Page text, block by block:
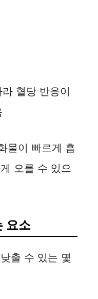
혈당 반응이
물이 빠르게 흡
오를 수 있으
요소
출 수 있는 몇